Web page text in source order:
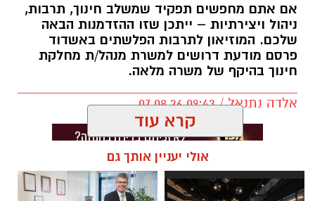
אם אתם מחפשים תפקיד שמשלב חינוך, תרבות,
ניהול ויצירתיות – ייתכן שזו ההזדמנות הבאה
שלכם. המוזיאון לתרבות הפלשתים באשדוד
פרסם מודעת דרושים למשרת מנהל/ת מחלקת
חינוך בהיקף של משרה מלאה.
אלדה נתנאל / 09:43 07.08.26
קרא עוד
אולי יעניין אותך גם